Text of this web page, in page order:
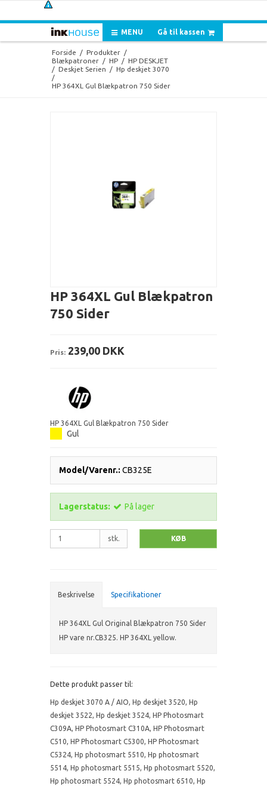
Gå til kassen
MENU
Forside / Produkter /
Blækpatroner / HP / HP DESKJET
/ Deskjet Serien / Hp deskjet 3070
/
HP 364XL Gul Blækpatron 750 Sider
HP 364XL Gul Blækpatron
750 Sider
Pris: 239,00 DKK
HP 364XL Gul Blækpatron 750 Sider
Gul
Model/Varenr.: CB325E
Lagerstatus: På lager
stk. KØB
Beskrivelse Specifikationer
HP 364XL Gul Original Blækpatron 750 Sider
HP vare nr.CB325. HP 364XL yellow.
Dette produkt passer til:
Hp deskjet 3070 A / AIO, Hp deskjet 3520, Hp
deskjet 3522, Hp deskjet 3524, HP Photosmart
C309A, HP Photosmart C310A, HP Photosmart
C510, HP Photosmart C5300, HP Photosmart
C5324, Hp photosmart 5510, Hp photosmart
5514, Hp photosmart 5515, Hp photosmart 5520,
Hp photosmart 5524, Hp photosmart 6510, Hp